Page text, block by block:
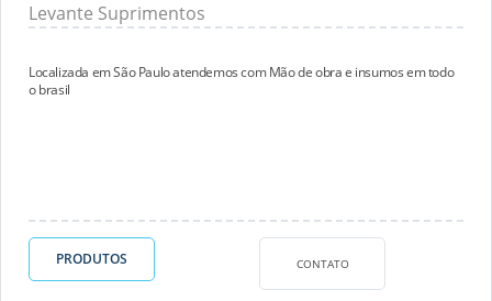
Levante Suprimentos
Localizada em São Paulo atendemos com Mão de obra e insumos em todo
o brasil
PRODUTOS CONTATO